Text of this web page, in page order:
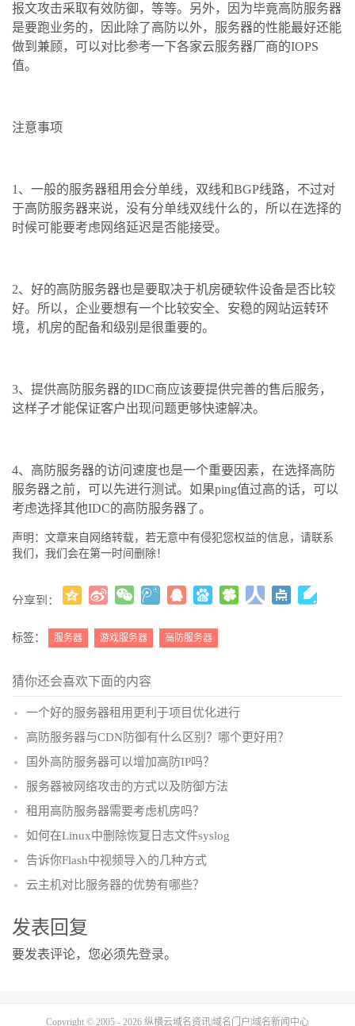
报文攻击采取有效防御，等等。另外，因为毕竟高防服务器
是要跑业务的，因此除了高防以外，服务器的性能最好还能
做到兼顾，可以对比参考一下各家云服务器厂商的IOPS
值。
注意事项
1、一般的服务器租用会分单线，双线和BGP线路，不过对
于高防服务器来说，没有分单线双线什么的，所以在选择的
时候可能要考虑网络延迟是否能接受。
2、好的高防服务器也是要取决于机房硬软件设备是否比较
好。所以，企业要想有一个比较安全、安稳的网站运转环
境，机房的配备和级别是很重要的。
3、提供高防服务器的IDC商应该要提供完善的售后服务，
这样子才能保证客户出现问题更够快速解决。
4、高防服务器的访问速度也是一个重要因素，在选择高防
服务器之前，可以先进行测试。如果ping值过高的话，可以
考虑选择其他IDC的高防服务器了。
声明：文章来自网络转载，若无意中有侵犯您权益的信息，请联系
我们，我们会在第一时间删除！
分享到：
标签： 服务器 游戏服务器 高防服务器
猜你还会喜欢下面的内容
一个好的服务器租用更利于项目优化进行
高防服务器与CDN防御有什么区别？哪个更好用？
国外高防服务器可以增加高防IP吗？
服务器被网络攻击的方式以及防御方法
租用高防服务器需要考虑机房吗？
如何在Linux中删除恢复日志文件syslog
告诉你Flash中视频导入的几种方式
云主机对比服务器的优势有哪些？
发表回复
要发表评论，您必须先登录。
Copyright © 2005 - 2026 纵横云域名资讯|域名门户|域名新闻中心